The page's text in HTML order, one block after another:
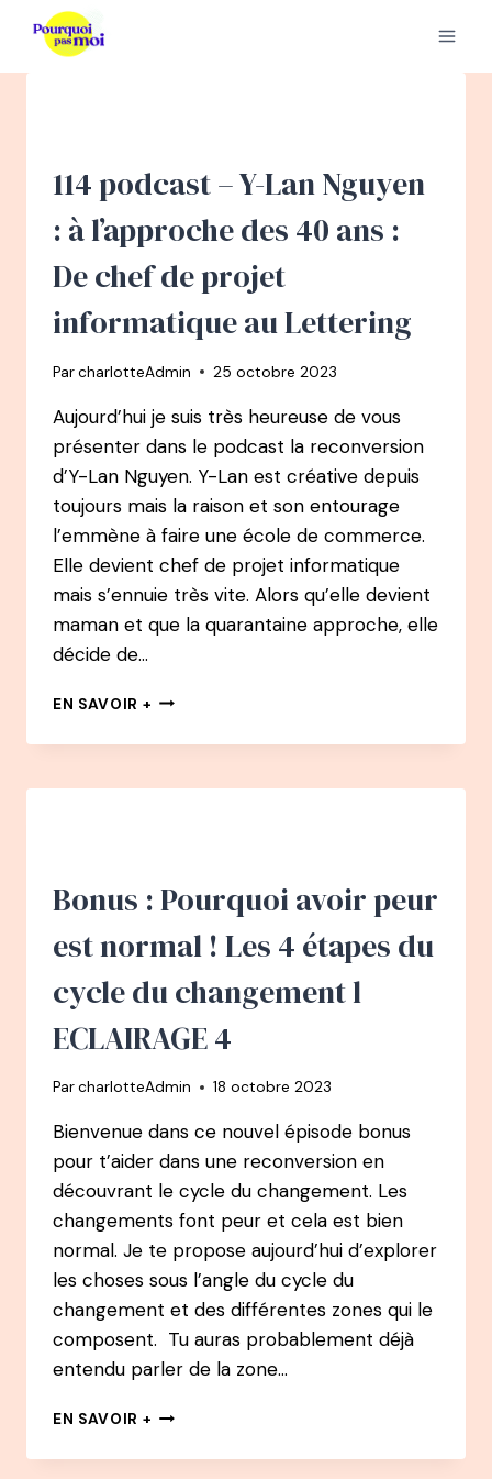
contenu
114 podcast – Y-Lan Nguyen
: à l’approche des 40 ans :
De chef de projet
informatique au Lettering
ParcharlotteAdmin 25 octobre 2023
Aujourd’hui je suis très heureuse de vous
présenter dans le podcast la reconversion
d’Y-Lan Nguyen. Y-Lan est créative depuis
toujours mais la raison et son entourage
l’emmène à faire une école de commerce.
Elle devient chef de projet informatique
mais s’ennuie très vite. Alors qu’elle devient
maman et que la quarantaine approche, elle
décide de…
EN SAVOIR + 114
–
LAN
DES
ANS
DE
DE
INFORMATIQUE
LETTERING
Bonus : Pourquoi avoir peur
est normal ! Les 4 étapes du
cycle du changement l
ECLAIRAGE 4
ParcharlotteAdmin 18 octobre 2023
Bienvenue dans ce nouvel épisode bonus
pour t’aider dans une reconversion en
découvrant le cycle du changement. Les
changements font peur et cela est bien
normal. Je te propose aujourd’hui d’explorer
les choses sous l’angle du cycle du
changement et des différentes zones qui le
composent. Tu auras probablement déjà
entendu parler de la zone…
EN SAVOIR + BONUS
POURQUOI